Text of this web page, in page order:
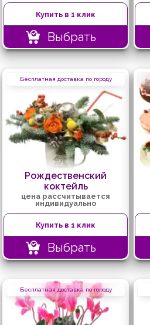
Купить в 1 клик
Выбрать
Бесплатная доставка по городу
Рождественский
коктейль
цена рассчитывается
индивидуально
Купить в 1 клик
Выбрать
Бесплатная доставка по городу